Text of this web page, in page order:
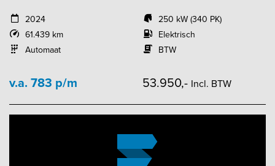
2024
61.439 km
Automaat
250 kW (340 PK)
Elektrisch
BTW
v.a. 783 p/m 53.950,- Incl. BTW